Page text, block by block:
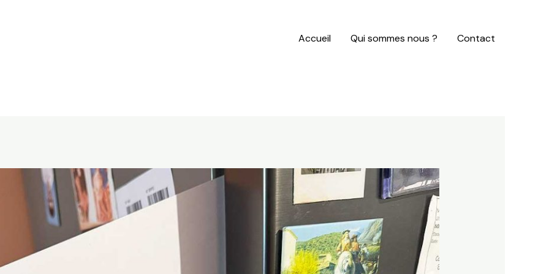
Accueil Qui sommes nous ? Contact